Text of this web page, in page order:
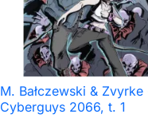
 Szybki podgląd
M. Bałczewski & Zvyrke
Cyberguys 2066, t. 1